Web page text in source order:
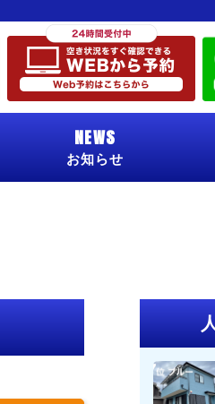
NEWS
お知らせ